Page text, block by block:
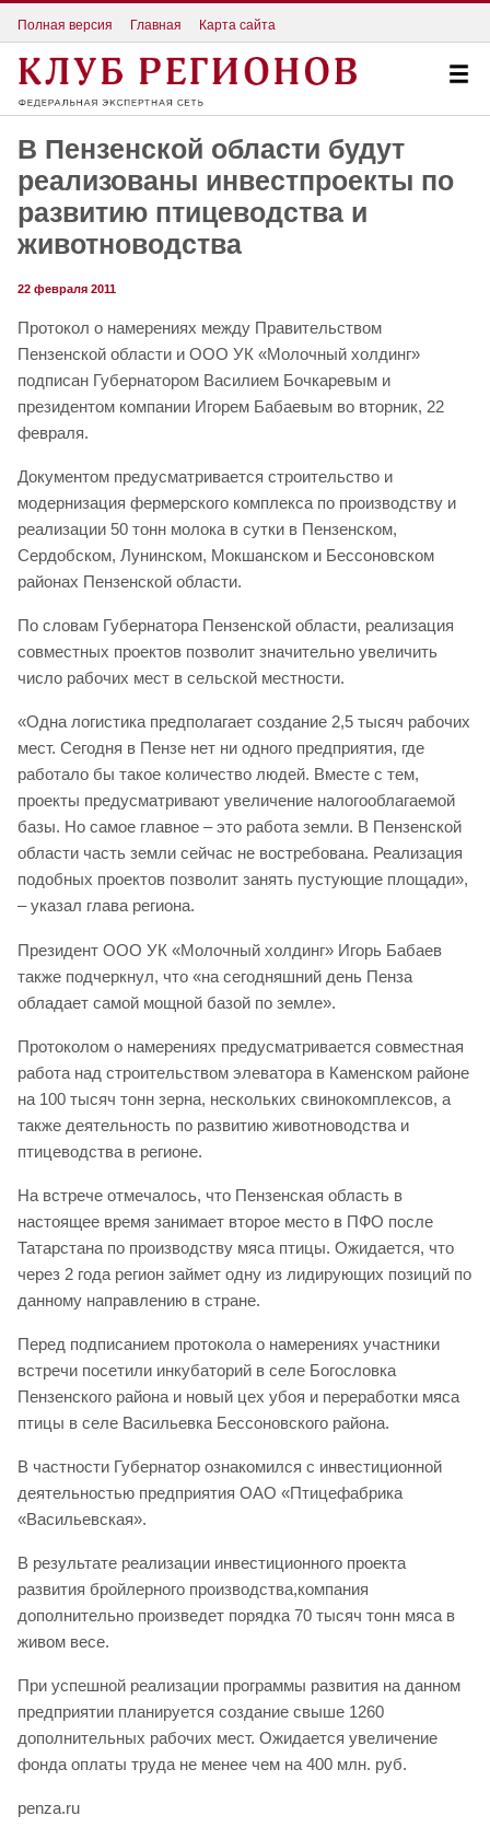
Полная версия Главная Карта сайта
В Пензенской области будут
реализованы инвестпроекты по
развитию птицеводства и
животноводства
22 февраля 2011
Протокол о намерениях между Правительством
Пензенской области и ООО УК «Молочный холдинг»
подписан Губернатором Василием Бочкаревым и
президентом компании Игорем Бабаевым во вторник, 22
февраля.
Документом предусматривается строительство и
модернизация фермерского комплекса по производству и
реализации 50 тонн молока в сутки в Пензенском,
Сердобском, Лунинском, Мокшанском и Бессоновском
районах Пензенской области.
По словам Губернатора Пензенской области, реализация
совместных проектов позволит значительно увеличить
число рабочих мест в сельской местности.
«Одна логистика предполагает создание 2,5 тысяч рабочих
мест. Сегодня в Пензе нет ни одного предприятия, где
работало бы такое количество людей. Вместе с тем,
проекты предусматривают увеличение налогооблагаемой
базы. Но самое главное – это работа земли. В Пензенской
области часть земли сейчас не востребована. Реализация
подобных проектов позволит занять пустующие площади»,
– указал глава региона.
Президент ООО УК «Молочный холдинг» Игорь Бабаев
также подчеркнул, что «на сегодняшний день Пенза
обладает самой мощной базой по земле».
Протоколом о намерениях предусматривается совместная
работа над строительством элеватора в Каменском районе
на 100 тысяч тонн зерна, нескольких свинокомплексов, а
также деятельность по развитию животноводства и
птицеводства в регионе.
На встрече отмечалось, что Пензенская область в
настоящее время занимает второе место в ПФО после
Татарстана по производству мяса птицы. Ожидается, что
через 2 года регион займет одну из лидирующих позиций по
данному направлению в стране.
Перед подписанием протокола о намерениях участники
встречи посетили инкубаторий в селе Богословка
Пензенского района и новый цех убоя и переработки мяса
птицы в селе Васильевка Бессоновского района.
В частности Губернатор ознакомился с инвестиционной
деятельностью предприятия ОАО «Птицефабрика
«Васильевская».
В результате реализации инвестиционного проекта
развития бройлерного производства,компания
дополнительно произведет порядка 70 тысяч тонн мяса в
живом весе.
При успешной реализации программы развития на данном
предприятии планируется создание свыше 1260
дополнительных рабочих мест. Ожидается увеличение
фонда оплаты труда не менее чем на 400 млн. руб.
penza.ru